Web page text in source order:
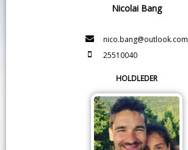
Nicolai Bang
nico.bang@outlook.com
25510040
HOLDLEDER